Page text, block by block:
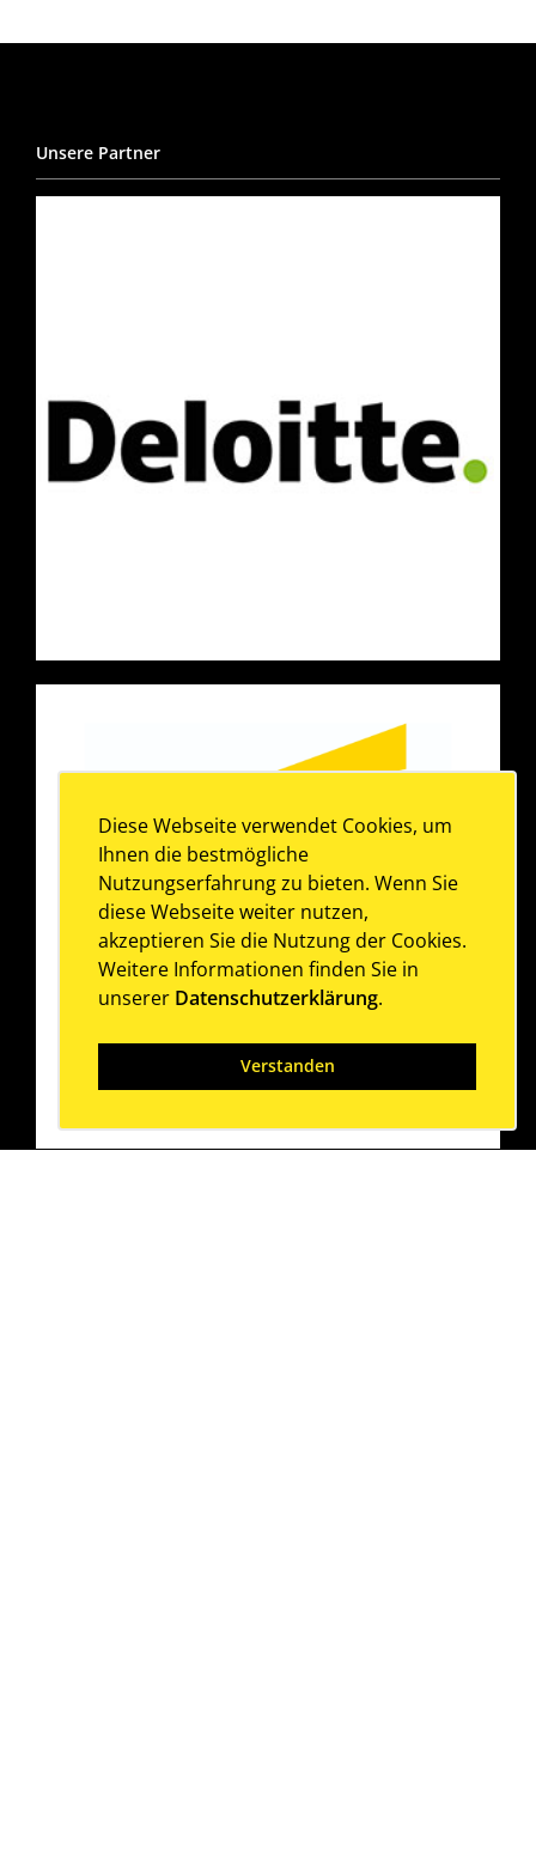
Diese Webseite verwendet Cookies, um
Ihnen die bestmögliche
Nutzungserfahrung zu bieten. Wenn Sie
diese Webseite weiter nutzen,
akzeptieren Sie die Nutzung der Cookies.
Weitere Informationen finden Sie in
unserer Datenschutzerklärung.
Verstanden
Unsere Partner